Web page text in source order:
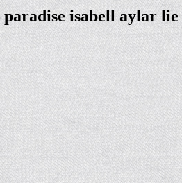
isabell aylar lie